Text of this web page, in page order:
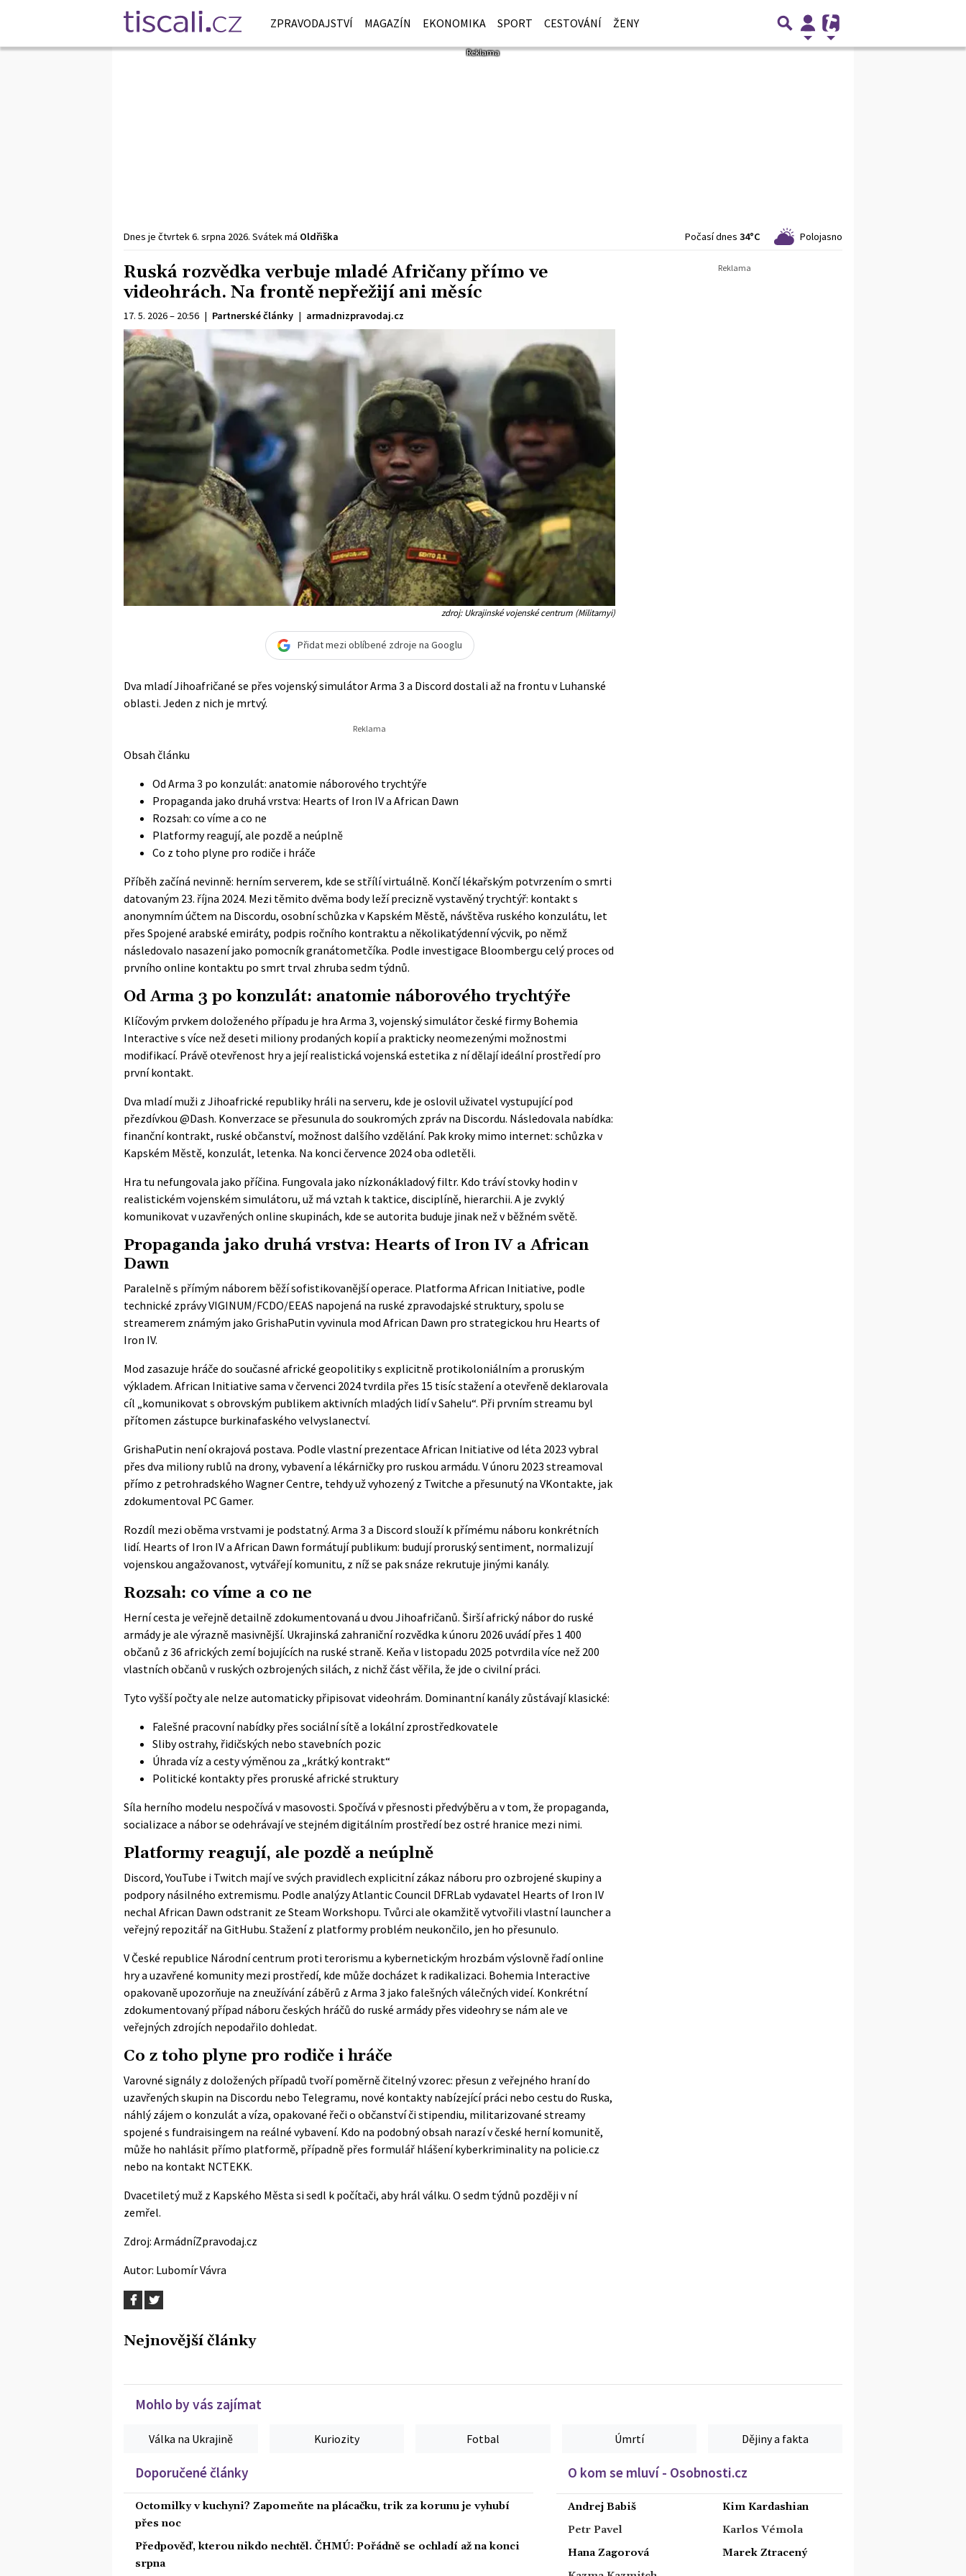
ZPRAVODAJSTVÍ MAGAZÍN EKONOMIKA SPORT CESTOVÁNÍ ŽENY
Dnes je čtvrtek6. srpna 2026. Svátek má Oldřiška Počasí dnes 34°C Polojasno
Ruská rozvědka verbuje mladé Afričany přímo ve
videohrách. Na frontě nepřežijí ani měsíc
17. 5. 2026 – 20:56 | Partnerské články | armadnizpravodaj.cz
zdroj: Ukrajinské vojenské centrum (Militarnyi)
Přidat mezi oblíbené zdroje na Googlu
Dva mladí Jihoafričané se přes vojenský simulátor Arma 3 a Discord dostali až na frontu v Luhanské
oblasti. Jeden z nich je mrtvý.
Obsah článku
Od Arma 3 po konzulát: anatomie náborového trychtýře
Propaganda jako druhá vrstva: Hearts of Iron IV a African Dawn
Rozsah: co víme a co ne
Platformy reagují, ale pozdě a neúplně
Co z toho plyne pro rodiče i hráče
Příběh začíná nevinně: herním serverem, kde se střílí virtuálně. Končí lékařským potvrzením o smrti
datovaným 23. října 2024. Mezi těmito dvěma body leží precizně vystavěný trychtýř: kontakt s
anonymním účtem na Discordu, osobní schůzka v Kapském Městě, návštěva ruského konzulátu, let
přes Spojené arabské emiráty, podpis ročního kontraktu a několikatýdenní výcvik, po němž
následovalo nasazení jako pomocník granátometčíka. Podle investigace Bloombergu celý proces od
prvního online kontaktu po smrt trval zhruba sedm týdnů.
Od Arma 3 po konzulát: anatomie náborového trychtýře
Klíčovým prvkem doloženého případu je hra Arma 3, vojenský simulátor české firmy Bohemia
Interactive s více než deseti miliony prodaných kopií a prakticky neomezenými možnostmi
modifikací. Právě otevřenost hry a její realistická vojenská estetika z ní dělají ideální prostředí pro
první kontakt.
Dva mladí muži z Jihoafrické republiky hráli na serveru, kde je oslovil uživatel vystupující pod
přezdívkou @Dash. Konverzace se přesunula do soukromých zpráv na Discordu. Následovala nabídka:
finanční kontrakt, ruské občanství, možnost dalšího vzdělání. Pak kroky mimo internet: schůzka v
Kapském Městě, konzulát, letenka. Na konci července 2024 oba odletěli.
Hra tu nefungovala jako příčina. Fungovala jako nízkonákladový filtr. Kdo tráví stovky hodin v
realistickém vojenském simulátoru, už má vztah k taktice, disciplíně, hierarchii. A je zvyklý
komunikovat v uzavřených online skupinách, kde se autorita buduje jinak než v běžném světě.
Propaganda jako druhá vrstva: Hearts of Iron IV a African
Dawn
Paralelně s přímým náborem běží sofistikovanější operace. Platforma African Initiative, podle
technické zprávy VIGINUM/FCDO/EEAS napojená na ruské zpravodajské struktury, spolu se
streamerem známým jako GrishaPutin vyvinula mod African Dawn pro strategickou hru Hearts of
Iron IV.
Mod zasazuje hráče do současné africké geopolitiky s explicitně protikoloniálním a proruským
výkladem. African Initiative sama v červenci 2024 tvrdila přes 15 tisíc stažení a otevřeně deklarovala
cíl „komunikovat s obrovským publikem aktivních mladých lidí v Sahelu“. Při prvním streamu byl
přítomen zástupce burkinafaského velvyslanectví.
GrishaPutin není okrajová postava. Podle vlastní prezentace African Initiative od léta 2023 vybral
přes dva miliony rublů na drony, vybavení a lékárničky pro ruskou armádu. V únoru 2023 streamoval
přímo z petrohradského Wagner Centre, tehdy už vyhozený z Twitche a přesunutý na VKontakte, jak
zdokumentoval PC Gamer.
Rozdíl mezi oběma vrstvami je podstatný. Arma 3 a Discord slouží k přímému náboru konkrétních
lidí. Hearts of Iron IV a African Dawn formátují publikum: budují proruský sentiment, normalizují
vojenskou angažovanost, vytvářejí komunitu, z níž se pak snáze rekrutuje jinými kanály.
Rozsah: co víme a co ne
Herní cesta je veřejně detailně zdokumentovaná u dvou Jihoafričanů. Širší africký nábor do ruské
armády je ale výrazně masivnější. Ukrajinská zahraniční rozvědka k únoru 2026 uvádí přes 1 400
občanů z 36 afrických zemí bojujících na ruské straně. Keňa v listopadu 2025 potvrdila více než 200
vlastních občanů v ruských ozbrojených silách, z nichž část věřila, že jde o civilní práci.
Tyto vyšší počty ale nelze automaticky připisovat videohrám. Dominantní kanály zůstávají klasické:
Falešné pracovní nabídky přes sociální sítě a lokální zprostředkovatele
Sliby ostrahy, řidičských nebo stavebních pozic
Úhrada víz a cesty výměnou za „krátký kontrakt“
Politické kontakty přes proruské africké struktury
Síla herního modelu nespočívá v masovosti. Spočívá v přesnosti předvýběru a v tom, že propaganda,
socializace a nábor se odehrávají ve stejném digitálním prostředí bez ostré hranice mezi nimi.
Platformy reagují, ale pozdě a neúplně
Discord, YouTube i Twitch mají ve svých pravidlech explicitní zákaz náboru pro ozbrojené skupiny a
podpory násilného extremismu. Podle analýzy Atlantic Council DFRLab vydavatel Hearts of Iron IV
nechal African Dawn odstranit ze Steam Workshopu. Tvůrci ale okamžitě vytvořili vlastní launcher a
veřejný repozitář na GitHubu. Stažení z platformy problém neukončilo, jen ho přesunulo.
V České republice Národní centrum proti terorismu a kybernetickým hrozbám výslovně řadí online
hry a uzavřené komunity mezi prostředí, kde může docházet k radikalizaci. Bohemia Interactive
opakovaně upozorňuje na zneužívání záběrů z Arma 3 jako falešných válečných videí. Konkrétní
zdokumentovaný případ náboru českých hráčů do ruské armády přes videohry se nám ale ve
veřejných zdrojích nepodařilo dohledat.
Co z toho plyne pro rodiče i hráče
Varovné signály z doložených případů tvoří poměrně čitelný vzorec: přesun z veřejného hraní do
uzavřených skupin na Discordu nebo Telegramu, nové kontakty nabízející práci nebo cestu do Ruska,
náhlý zájem o konzulát a víza, opakované řeči o občanství či stipendiu, militarizované streamy
spojené s fundraisingem na reálné vybavení. Kdo na podobný obsah narazí v české herní komunitě,
může ho nahlásit přímo platformě, případně přes formulář hlášení kyberkriminality na policie.cz
nebo na kontakt NCTEKK.
Dvacetiletý muž z Kapského Města si sedl k počítači, aby hrál válku. O sedm týdnů později v ní
zemřel.
Zdroj: ArmádníZpravodaj.cz
Autor: Lubomír Vávra
Nejnovější články
Mohlo by vás zajímat
Válka na Ukrajině Kuriozity Fotbal Úmrtí Dějiny a fakta
Doporučené články
Octomilky v kuchyni? Zapomeňte na plácačku, trik za korunu je vyhubí
přes noc
Předpověď, kterou nikdo nechtěl. ČHMÚ: Pořádně se ochladí až na konci
srpna
O kom se mluví - Osobnosti.cz
Andrej Babiš
Petr Pavel
Hana Zagorová
Kim Kardashian
Karlos Vémola
Marek Ztracený